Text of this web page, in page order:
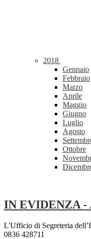
2018
Gennaio
Febbraio
Marzo
Aprile
Maggio
Giugno
Luglio
Agosto
Ottobre
IN EVIDENZA -
L'Ufficio di Segreteria
0836 428711